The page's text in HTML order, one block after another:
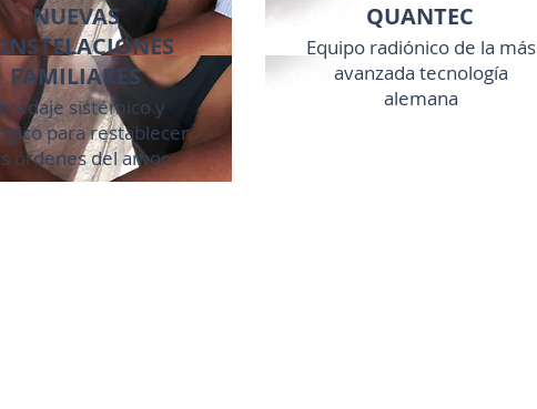
NUEVAS
FAMILIARES
sistémico y
para restablecer
órdenes del amor
QUANTEC
Equipo radiónico de la más
avanzada tecnología
alemana